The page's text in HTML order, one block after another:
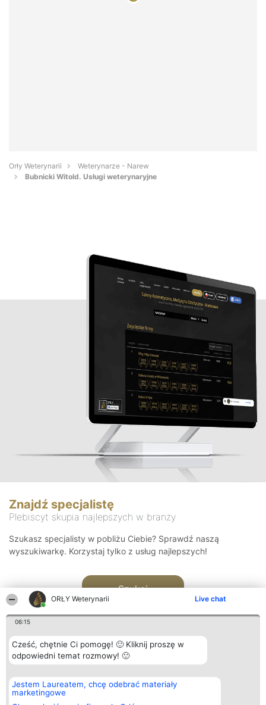
ORŁY Weterynarii Live chat
06:15
Cześć, chętnie Ci pomogę! 🙂 Kliknij proszę w
odpowiedni temat rozmowy! 🙂
Jestem Laureatem, chcę odebrać materiały
marketingowe
Orły Weterynarii
Weterynarze - Narew
Bubnicki Witold. Usługi weterynaryjne
Znajdź specjalistę
Plebiscyt skupia najlepszych w branży
Szukasz specjalisty w pobliżu Ciebie? Sprawdź naszą
wyszukiwarkę. Korzystaj tylko z usług najlepszych!
Szukaj
Organizator plebiscytu
Bright Side Solutions sp. z o.
o. sp. k.
ul. Ruska 22
Plebiscyt
Laureaci
wszystkich
Kontakt
Kontakt